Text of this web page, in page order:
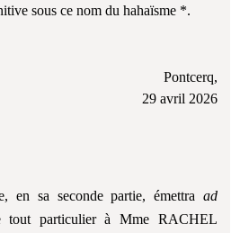
sous ce nom du hahaïsme *.
Pontcerq,
29 avril 2026
en sa seconde partie, émettra ad
tout particulier à Mme RACHEL